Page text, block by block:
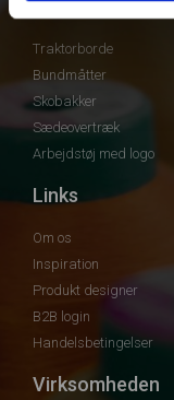
Vores
Traktorborde
Bundmåtter
Skobakker
Sædeovertræk
Arbejdstøj med logo
Links
Om os
Inspiration
Produkt designer
B2B login
Handelsbetingelser
Virksomheden